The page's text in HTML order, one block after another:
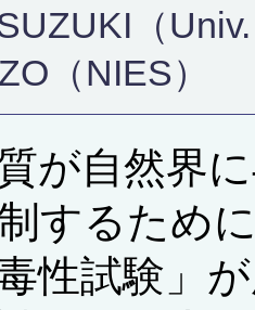
（
（NIES）
が自然界
するため
毒性試験」